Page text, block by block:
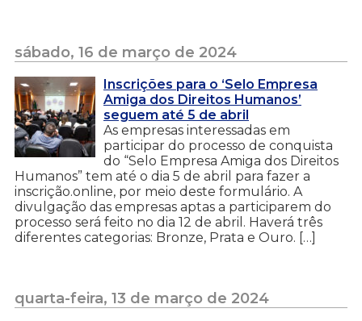
sábado, 16 de março de 2024
Inscrições para o ‘Selo Empresa
Amiga dos Direitos Humanos’
seguem até 5 de abril
As empresas interessadas em
participar do processo de conquista
do “Selo Empresa Amiga dos Direitos
Humanos” tem até o dia 5 de abril para fazer a
inscrição.online, por meio deste formulário. A
divulgação das empresas aptas a participarem do
processo será feito no dia 12 de abril. Haverá três
diferentes categorias: Bronze, Prata e Ouro. […]
quarta-feira, 13 de março de 2024